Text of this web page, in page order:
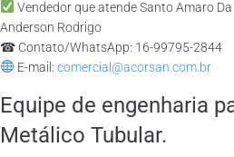
Vendedor que atende Santo Amaro
Anderson Rodrigo
☎ Contato/WhatsApp: 16-99795-2844
E-mail: comercial@acorsan.com.br
Equipe de engenharia
Metálico Tubular.